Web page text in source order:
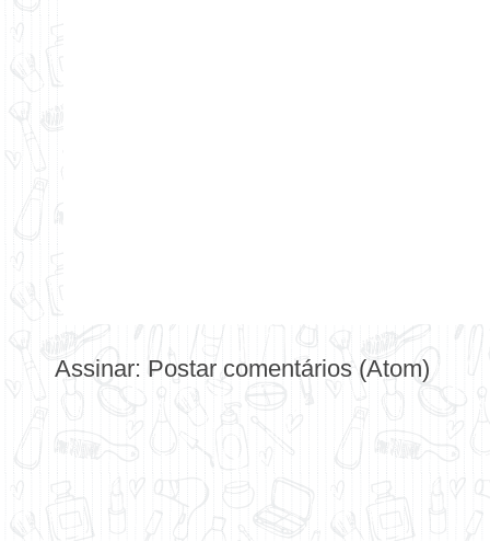
Assinar: Postar comentários (Atom)